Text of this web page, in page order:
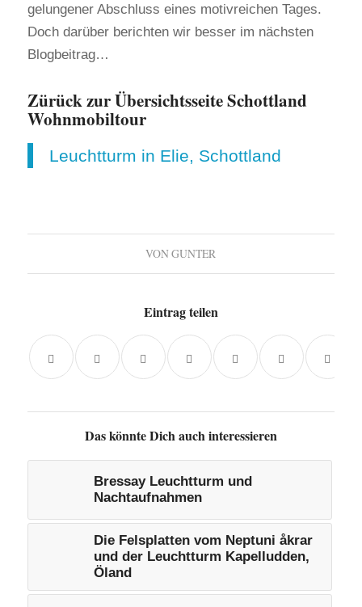
gelungener Abschluss eines motivreichen Tages.
Doch darüber berichten wir besser im nächsten
Blogbeitrag…
Zürück zur Übersichtsseite Schottland
Wohnmobiltour
Leuchtturm in Elie, Schottland
VONGUNTER
Eintrag teilen
Das könnte Dich auch interessieren
Bressay Leuchtturm und
Nachtaufnahmen
Die Felsplatten vom Neptuni åkrar
und der Leuchtturm Kapelludden,
Öland